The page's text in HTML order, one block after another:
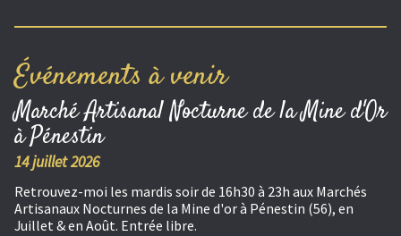
Événements à venir
Marché Artisanal Nocturne de la Mine d'Or
à Pénestin
14 juillet 2026
Retrouvez-moi les mardis soir de 16h30 à 23h aux Marchés
Artisanaux Nocturnes de la Mine d'or à Pénestin (56), en
Juillet & en Août. Entrée libre.